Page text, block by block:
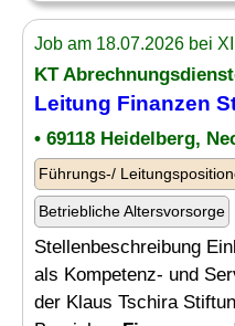
Job am 18.07.2026 bei
KT
Leitung Finanzen
• 69118 Heidelberg,
Führungs-/
Betriebliche Altersvorsorge
Stellenbeschreibung
als Kompetenz- und
der Klaus Tschira